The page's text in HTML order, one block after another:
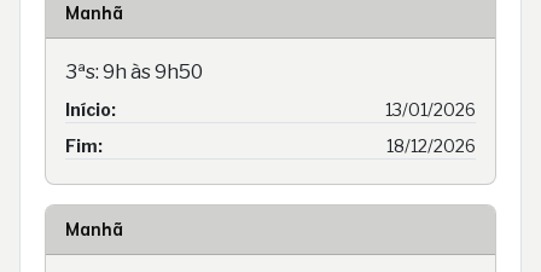
Manhã
3ªs: 9h às 9h50
Início:
13/01/2026
Fim:
18/12/2026
Manhã